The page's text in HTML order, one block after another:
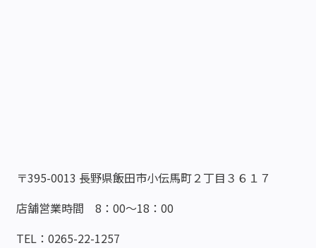
〒395-0013 長野県飯田市小伝馬町２丁目３６１７
店舗営業時間 8：00～18：00
TEL：0265-22-1257